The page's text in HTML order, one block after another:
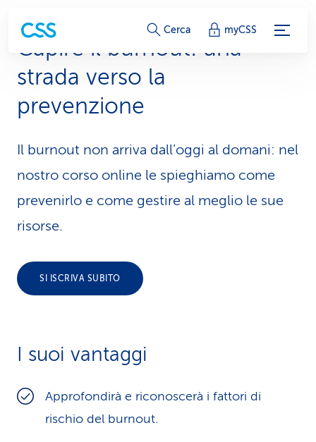
c
o
l
e
g
a
i
s
Cerca myCSS
Capire il burnout: una
strada verso la
prevenzione
Il burnout non arriva dall’oggi al domani: nel
nostro corso online le spieghiamo come
prevenirlo e come gestire al meglio le sue
risorse.
SI ISCRIVA SUBITO
I suoi vantaggi
Approfondirà e riconoscerà i fattori di
rischio del burnout.